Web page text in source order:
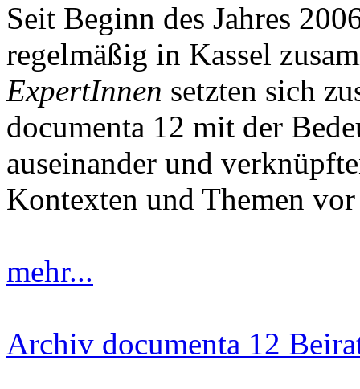
Seit Beginn des Jahres
regelmäßig in Kassel
ExpertInnen setzten sich
documenta 12 mit der
auseinander und
Kontexten und Themen
mehr...
Archiv documenta 12